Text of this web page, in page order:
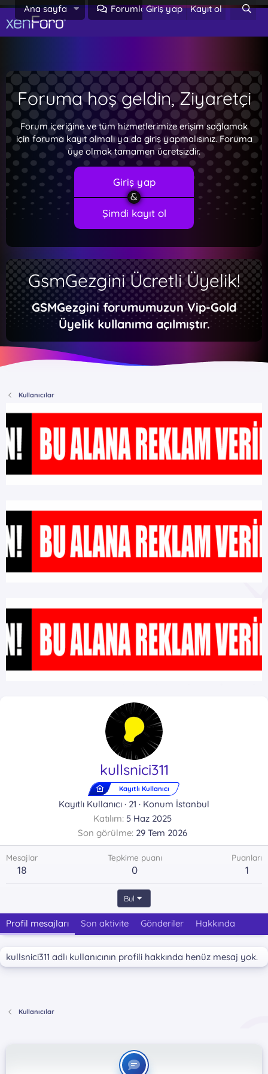
Ana sayfa Forumlar Neler yeni
Giriş yap Kayıt ol
Foruma hoş geldin, Ziyaretçi
Forum içeriğine ve tüm hizmetlerimize erişim sağlamak
için foruma kayıt olmalı ya da giriş yapmalısınız. Foruma
üye olmak tamamen ücretsizdir.
Giriş yap
Şimdi kayıt ol
GsmGezgini Ücretli Üyelik!
GSMGezgini forumumuzun Vip-Gold
Üyelik kullanıma açılmıştır.
Kullanıcılar
kullsnici311
Kayıtlı Kullanıcı
Kayıtlı Kullanıcı · 21 · Konum İstanbul
Katılım 5 Haz 2025
Son görülme 29 Tem 2026
Mesajlar
18
Tepkime puanı
0
Puanları
1
Bul
Profil mesajları Son aktivite Gönderiler Hakkında
kullsnici311 adlı kullanıcının profili hakkında henüz mesaj yok.
Kullanıcılar